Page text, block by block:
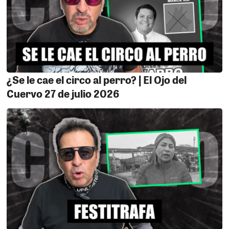
confirman que no está a la altura del cargo que
pretende. En política, el ridículo no se improvisa: se
construye. Y ella va camino a la obra completa.
DE DONDE VINO LA BALA.Aun no se barajan hipótesis
del porqué del atentado contra el alcalde Los Aquijes,
Edward Amorotto. Al parecer no estaba amenazado, al
menos nunca lo denunció, y de ser lo contrario
minimizó la advertencia porque el día del atentado
estaba "Regaladose" en el distrito supervisando obras.
Hay que indicar que a Amorotto se le hizo un
allanamiento a su domicilio donde se le encontró 600
mil soles. Una cifra astronómica qué ninguna persona
podría guardar en su casa. El origen de ese dinero
podría ser una de las líneas de investigación a seguir
por parte de la Policía. ¿Como lo obtuvo? ¿Porqué no lo
bancarizó? ¿Estaba en algún oscuro negocio?.
¿Se le cae el circo al perro? | El Ojo del
Cuervo 27 de julio 2026